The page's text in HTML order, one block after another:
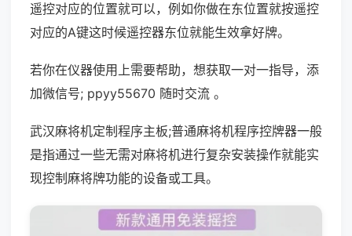
遥控对应的位置就可以，例如你做在东位置就按遥控
对应的A键这时候遥控器东位就能生效拿好牌。
若你在仪器使用上需要帮助，想获取一对一指导，添
加微信号; ppyy55670 随时交流 。
武汉麻将机定制程序主板;普通麻将机程序控牌器一般
是指通过一些无需对麻将机进行复杂安装操作就能实
现控制麻将牌功能的设备或工具。